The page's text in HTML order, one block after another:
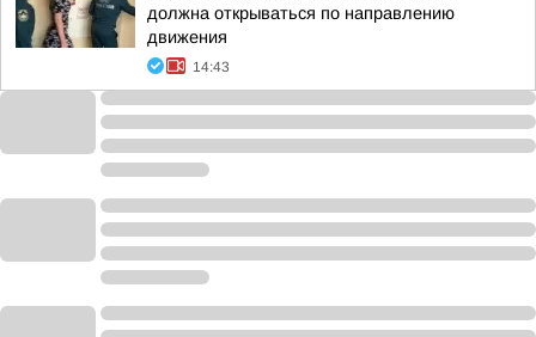
должна открываться по направлению
движения
14:43